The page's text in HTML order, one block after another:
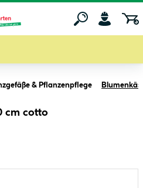
& Pflanzenpflege
cm cotto